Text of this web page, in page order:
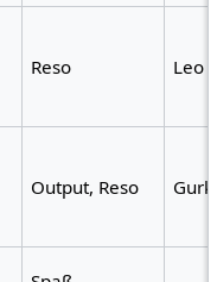
Reso Leo
Output, Reso